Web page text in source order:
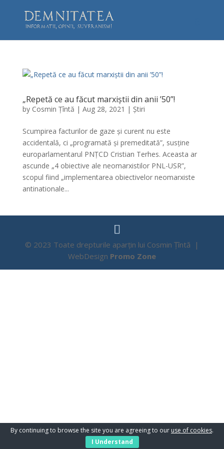
„Repetă ce au făcut marxiștii din anii ’50”!
by Cosmin Țîntă | Aug 28, 2021 | Știri
Scumpirea facturilor de gaze și curent nu este
accidentală, ci „programată și premeditată”, susține
europarlamentarul PNȚCD Cristian Terhes. Aceasta ar
ascunde „4 obiective ale neomarxistilor PNL-USR”,
scopul fiind „implementarea obiectivelor neomarxiste
antinationale...
© 2023 Toate drepturile aparțin lui Cosmin Țîntă |
WebDesign Promo Zone
By continuing to browse the site you are agreeing to our use of cookies.
I Understand